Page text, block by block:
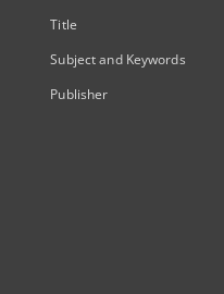
Title
Subject and Keywords
Publisher